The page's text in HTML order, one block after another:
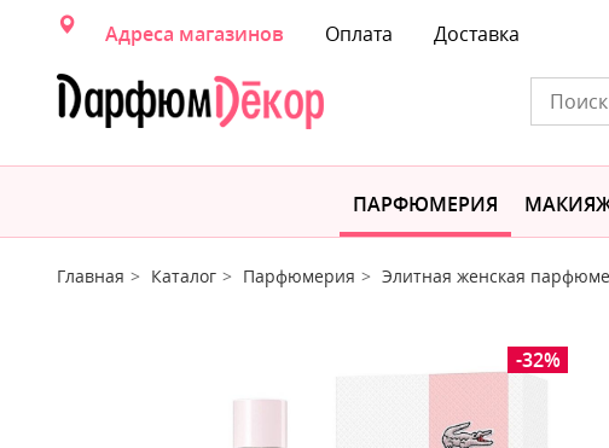
Адреса магазинов Оплата Доставка
ПАРФЮМЕРИЯ
Главная Каталог Парфюмерия Элитная женская
-32%